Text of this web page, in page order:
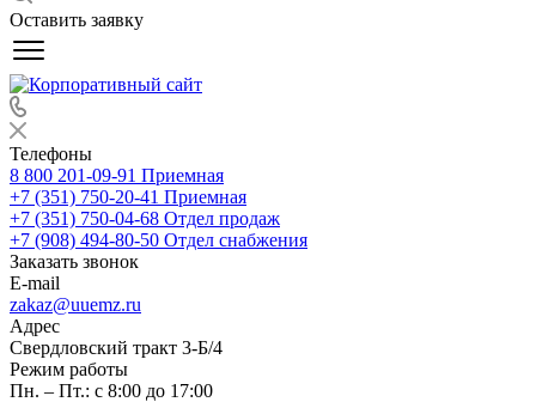
Оставить заявку
Телефоны
8 800 201-09-91 Приемная
+7 (351) 750-20-41 Приемная
+7 (351) 750-04-68 Отдел продаж
+7 (908) 494-80-50 Отдел снабжения
Заказать звонок
E-mail
zakaz@uuemz.ru
Адрес
Свердловский тракт 3-Б/4
Режим работы
Пн. – Пт.: с 8:00 до 17:00